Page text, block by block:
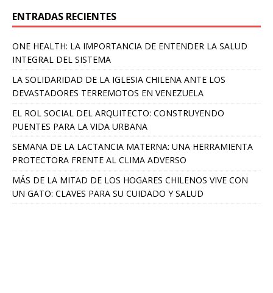
ENTRADAS RECIENTES
ONE HEALTH: LA IMPORTANCIA DE ENTENDER LA SALUD
INTEGRAL DEL SISTEMA
LA SOLIDARIDAD DE LA IGLESIA CHILENA ANTE LOS
DEVASTADORES TERREMOTOS EN VENEZUELA
EL ROL SOCIAL DEL ARQUITECTO: CONSTRUYENDO
PUENTES PARA LA VIDA URBANA
SEMANA DE LA LACTANCIA MATERNA: UNA HERRAMIENTA
PROTECTORA FRENTE AL CLIMA ADVERSO
MÁS DE LA MITAD DE LOS HOGARES CHILENOS VIVE CON
UN GATO: CLAVES PARA SU CUIDADO Y SALUD